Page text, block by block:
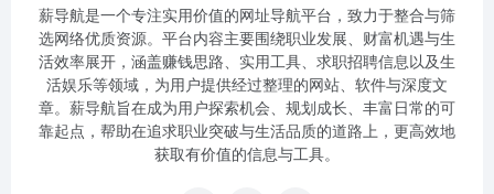
薪导航是一个专注实用价值的网址导航平台，致力于整合与筛
选网络优质资源。平台内容主要围绕职业发展、财富机遇与生
活效率展开，涵盖赚钱思路、实用工具、求职招聘信息以及生
活娱乐等领域，为用户提供经过整理的网站、软件与深度文
章。薪导航旨在成为用户探索机会、规划成长、丰富日常的可
靠起点，帮助在追求职业突破与生活品质的道路上，更高效地
获取有价值的信息与工具。